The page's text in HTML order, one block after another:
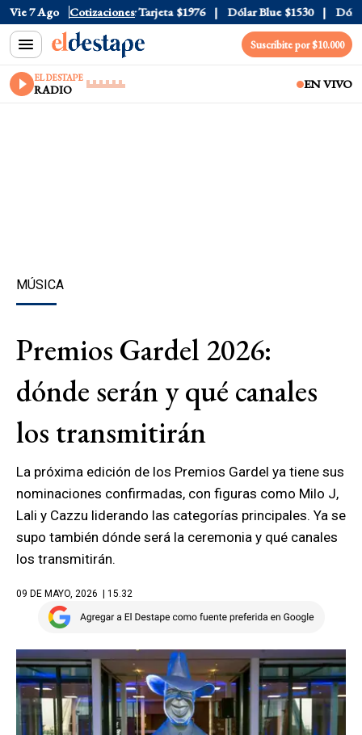
Vie 7 Ago Cotizaciones
$1520 Dólar Tarjeta $1976 Dólar Blue $1530 Dólar
Suscribite por $10.000
EL DESTAPE
RADIO EN VIVO
MÚSICA
Premios Gardel 2026:
dónde serán y qué canales
los transmitirán
La próxima edición de los Premios Gardel ya tiene sus
nominaciones confirmadas, con figuras como Milo J,
Lali y Cazzu liderando las categorías principales. Ya se
supo también dónde será la ceremonia y qué canales
los transmitirán.
09 DE MAYO, 2026 | 15.32